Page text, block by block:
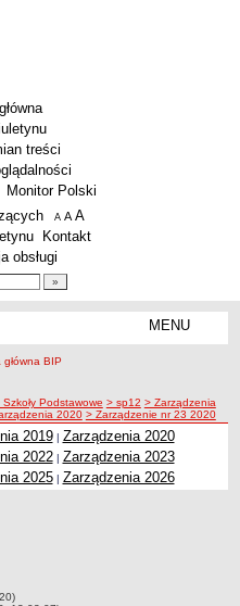
treści
Monitor Polski
A pomniejsz czcionkę
A standardowy rozmiar czcionki
A
Kontakt
obsługi
MENU
Szkoły Podstawowe > sp12 > Zarządzenia
2020 > Zarządzenie nr 23 2020
2019| Zarządzenia 2020
2022| Zarządzenia 2023
2025| Zarządzenia 2026